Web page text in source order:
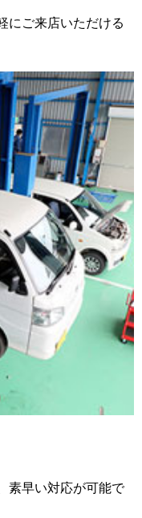
にご来店いただける
素早い対応が可能で